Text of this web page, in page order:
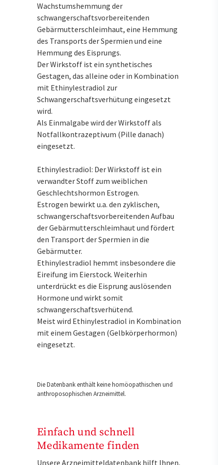
Wachstumshemmung der
schwangerschaftsvorbereitenden
Gebärmutterschleimhaut, eine Hemmung
des Transports der Spermien und eine
Hemmung des Eisprungs.
Der Wirkstoff ist ein synthetisches
Gestagen, das alleine oder in Kombination
mit Ethinylestradiol zur
Schwangerschaftsverhütung eingesetzt
wird.
Als Einmalgabe wird der Wirkstoff als
Notfallkontrazeptivum (Pille danach)
eingesetzt.
Ethinylestradiol: Der Wirkstoff ist ein
verwandter Stoff zum weiblichen
Geschlechtshormon Estrogen.
Estrogen bewirkt u.a. den zyklischen,
schwangerschaftsvorbereitenden Aufbau
der Gebärmutterschleimhaut und fördert
den Transport der Spermien in die
Gebärmutter.
Ethinylestradiol hemmt insbesondere die
Eireifung im Eierstock. Weiterhin
unterdrückt es die Eisprung auslösenden
Hormone und wirkt somit
schwangerschaftsverhütend.
Meist wird Ethinylestradiol in Kombination
mit einem Gestagen (Gelbkörperhormon)
eingesetzt.
Die Datenbank enthält keine homöopathischen und
anthroposophischen Arzneimittel.
Einfach und schnell
Medikamente finden
Unsere Arzneimitteldatenbank hilft Ihnen,